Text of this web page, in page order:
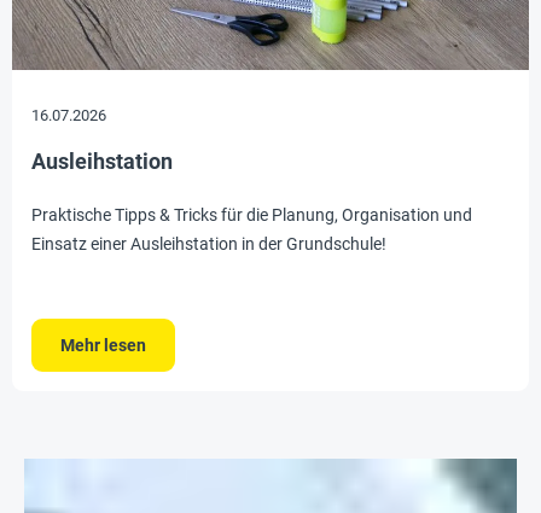
16.07.2026
Ausleihstation
Praktische Tipps & Tricks für die Planung, Organisation und
Einsatz einer Ausleihstation in der Grundschule!